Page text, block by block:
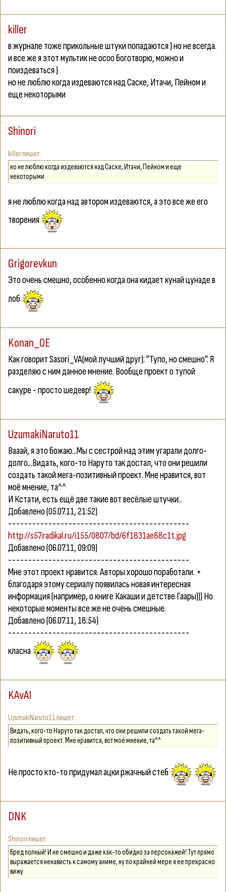
killer
в журнале тоже прикольные штуки попадаются ) но не всегда.
и все же я этот мультик не осоо боготворю, можно и
поиздеваться )
но не люблю когда издеваются над Саске, Итачи, Пейном и
еще некоторыми
Shinori
killer
но не люблю когда издеваются над Саске, Итачи, Пейном и еще
некоторыми
я не люблю когда над автором издеваются, а это все же его
творения
Grigorevkun
Это очень смешно, особенно когда она кидает кунай цунаде в
лоб
Konan_OE
Как говорит Sasori_VA(мой лучший друг): "Тупо, но смешно". Я
разделяю с ним данное мнение. Вообще проект о тупой
сакуре - просто шедевр!
UzumakiNaruto11
Вааай, я это божаю...Мы с сестрой над этим угарали долго-
долго...Видать, кого-то Наруто так достал, что они решили
создать такой мега-позитивный проект. Мне нравится, вот
моё мнение, та^^
И Кстати, есть ещё две такие вот весёлые штучки..
Добавлено(05.07.11, 21:52)
---------------------------------------------
http://s57.radikal.ru/i155/0807/bd/6f1831ae88c1t.jpg
Добавлено(06.07.11, 09:09)
---------------------------------------------
Мне этот проект нравится. Авторы хорошо поработали. +
благодаря этому сериалу появилась новая интересная
информация (например, о книге Какаши и детстве Гаары))) Но
некоторые моменты все же не очень смешные.
Добавлено(06.07.11, 18:54)
---------------------------------------------
класна
KAvAI
UzumakiNaruto11
Видать, кого-то Наруто так достал, что они решили создать такой мега-
позитивный проект. Мне нравится, вот моё мнение, та^^
Не просто кто-то придумал ацки ржачный стеб
DNK
Shinori
Бред полный! И не смешно и даже как-то обидно за персонажей! Тут прямо
выражается ненависть к самому аниме, ну по крайней мере я ее прекрасно
вижу